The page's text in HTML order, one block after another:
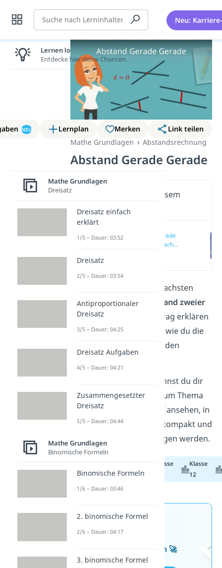
Suche Neu:
NEU Lernplan Merken
Link teilen
Mathe Grundlagen
Abstandsrechnung
Abstand Gerade Gerade
Wichtige Inhalte in diesem
Video
Abstand Gerade
Gerade einfach
Du suchst nach dem einfachsten
Rechenweg für den
Abstand zweier
Geraden? In diesem Beitrag erklären
wir dir Schritt für Schritt, wie du die
Distanzen zwischen Geraden
bestimmen kannst.
Alternativ zum Artikel kannst du dir
auch unser Erklärvideo zum Thema
Abstand zweier Geraden ansehen, in
dem alle Berechnungen kompakt und
anschaulich durchgegangen werden.
Abiturvorbereitung
Klasse
Klasse
12
Jetzt neu: Teste dein
Wissen mit unseren
kostenlosen Aufgaben 🚀
Lernen lohnt sich!
Entdecke hier deine Chancen.
Mathe Grundlagen
Dreisatz
Dreisatz einfach
erklärt
1/5 – Dauer: 03:52
Dreisatz
2/5 – Dauer: 03:54
Antiproportionaler
Dreisatz
3/5 – Dauer: 04:25
Dreisatz Aufgaben
4/5 – Dauer: 04:21
Zusammengesetzter
Dreisatz
5/5 – Dauer: 04:44
Mathe Grundlagen
Binomische Formeln
Binomische Formeln
1/6 – Dauer: 03:46
2. binomische Formel
2/6 – Dauer: 04:17
3. binomische Formel